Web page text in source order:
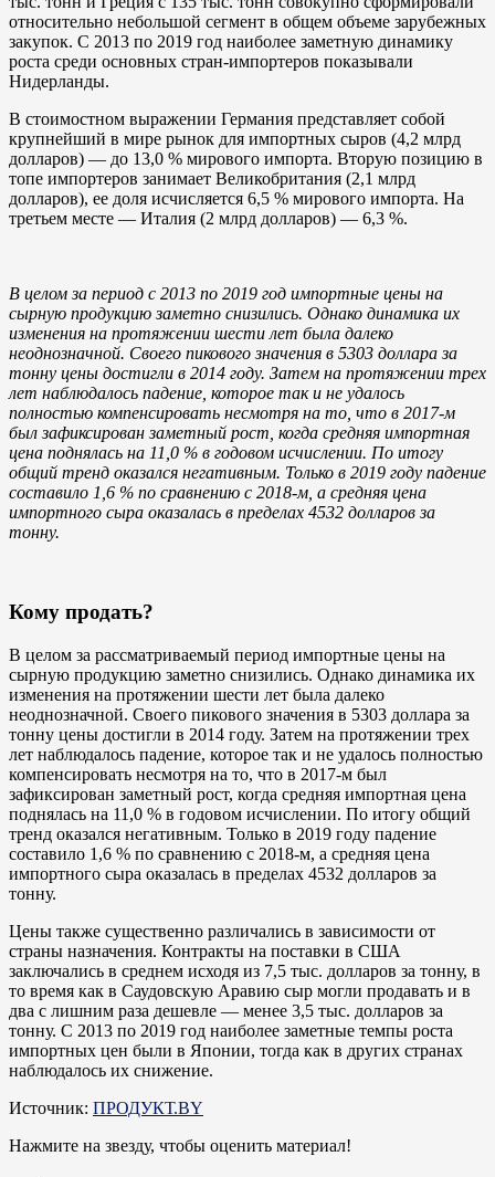
относительно небольшой сегмент в общем объеме зарубежных
закупок. С 2013 по 2019 год наиболее заметную динамику
роста среди основных стран-импортеров показывали
Нидерланды.
В стоимостном выражении Германия представляет собой
крупнейший в мире рынок для импортных сыров (4,2 млрд
долларов) — до 13,0 % мирового импорта. Вторую позицию в
топе импортеров занимает Великобритания (2,1 млрд
долларов), ее доля исчисляется 6,5 % мирового импорта. На
третьем месте — Италия (2 млрд долларов) — 6,3 %.
В целом за период с 2013 по 2019 год импортные цены на
сырную продукцию заметно снизились. Однако динамика их
изменения на протяжении шести лет была далеко
неоднозначной. Своего пикового значения в 5303 доллара за
тонну цены достигли в 2014 году. Затем на протяжении трех
лет наблюдалось падение, которое так и не удалось
полностью компенсировать несмотря на то, что в 2017-м
был зафиксирован заметный рост, когда средняя импортная
цена поднялась на 11,0 % в годовом исчислении. По итогу
общий тренд оказался негативным. Только в 2019 году падение
составило 1,6 % по сравнению с 2018-м, а средняя цена
импортного сыра оказалась в пределах 4532 долларов за
тонну.
Кому продать?
В целом за рассматриваемый период импортные цены на
сырную продукцию заметно снизились. Однако динамика их
изменения на протяжении шести лет была далеко
неоднозначной. Своего пикового значения в 5303 доллара за
тонну цены достигли в 2014 году. Затем на протяжении трех
лет наблюдалось падение, которое так и не удалось полностью
компенсировать несмотря на то, что в 2017-м был
зафиксирован заметный рост, когда средняя импортная цена
поднялась на 11,0 % в годовом исчислении. По итогу общий
тренд оказался негативным. Только в 2019 году падение
составило 1,6 % по сравнению с 2018-м, а средняя цена
импортного сыра оказалась в пределах 4532 долларов за
тонну.
Цены также существенно различались в зависимости от
страны назначения. Контракты на поставки в США
заключались в среднем исходя из 7,5 тыс. долларов за тонну, в
то время как в Саудовскую Аравию сыр могли продавать и в
два с лишним раза дешевле — менее 3,5 тыс. долларов за
тонну. С 2013 по 2019 год наиболее заметные темпы роста
импортных цен были в Японии, тогда как в других странах
наблюдалось их снижение.
Источник: ПРОДУКТ.BY
Нажмите на звезду, чтобы оценить материал!